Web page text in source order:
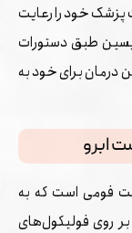
پزشک خود را رعایت
طبق دستورات
درمان برای خود به
ابرو
فومی است که به
روی فولیکول‌های